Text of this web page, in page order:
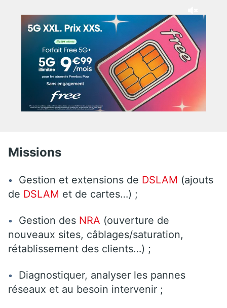
Missions
Gestion et extensions de DSLAM (ajouts
de DSLAM et de cartes…) ;
Gestion des NRA (ouverture de
nouveaux sites, câblages/saturation,
rétablissement des clients…) ;
Diagnostiquer, analyser les pannes
réseaux et au besoin intervenir ;